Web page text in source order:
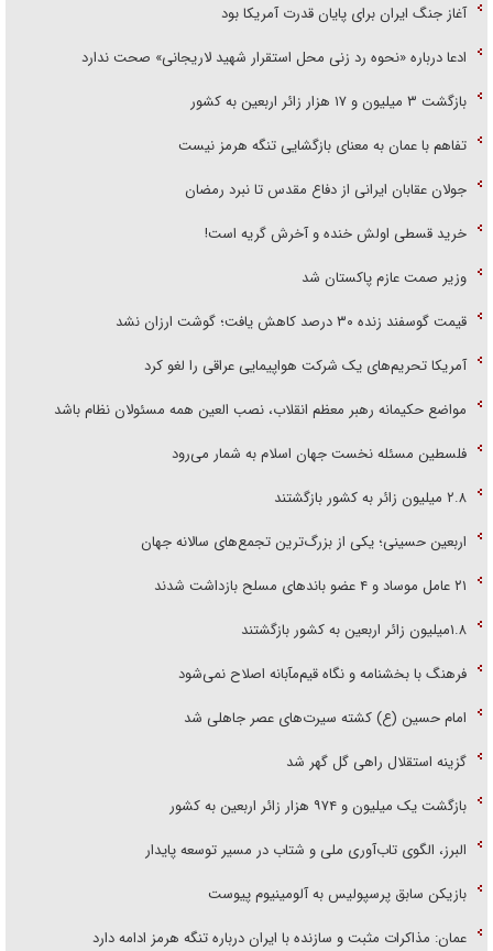
آغاز جنگ ایران برای پایان قدرت آمریکا بود
ادعا درباره «نحوه رد زنی محل استقرار شهید لاریجانی» صحت ندارد
بازگشت ۳ میلیون و ۱۷ هزار زائر اربعین به کشور
تفاهم با عمان به معنای بازگشایی تنگه هرمز نیست
جولان عقابان ایرانی از دفاع مقدس تا نبرد رمضان
خرید قسطی اولش خنده و آخرش گریه است!
وزیر صمت عازم پاکستان شد
قیمت گوسفند زنده ۳۰ درصد کاهش یافت؛ گوشت ارزان نشد
آمریکا تحریم‌های یک شرکت هواپیمایی عراقی را لغو کرد
مواضع حکیمانه رهبر معظم انقلاب، نصب العین همه مسئولان نظام باشد
فلسطین مسئله نخست جهان اسلام به شمار می‌رود
۲.۸ میلیون زائر به کشور بازگشتند
اربعین حسینی؛ یکی از بزرگ‌ترین تجمع‌های سالانه جهان
۲۱ عامل موساد و ۴ عضو باند‌های مسلح بازداشت شدند
۱.۸میلیون زائر اربعین به کشور بازگشتند
فرهنگ با بخشنامه و نگاه قیم‌مآبانه اصلاح نمی‌شود
امام حسین (ع) کشته سیرت‌های عصر جاهلی شد
گزینه استقلال راهی گل گهر شد
بازگشت یک میلیون و ۹۷۴ هزار زائر اربعین به کشور
البرز، الگوی تاب‌آوری ملی و شتاب در مسیر توسعه پایدار
بازیکن سابق پرسپولیس به آلومینیوم پیوست
عمان: مذاکرات مثبت و سازنده با ایران درباره تنگه هرمز ادامه دارد